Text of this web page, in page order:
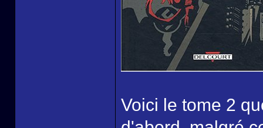
Voici le tome 2